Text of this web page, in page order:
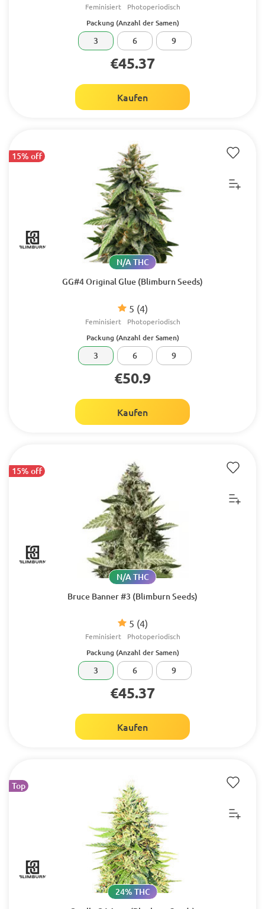
Feminisiert Photoperiodisch
Packung (Anzahl der Samen)
3 6 9
€45.37
Kaufen
15% off
GG#4 Original Glue (Blimburn Seeds)
5 (4)
N/A THC
Feminisiert Photoperiodisch
Packung (Anzahl der Samen)
3 6 9
€50.9
Kaufen
15% off
Bruce Banner #3 (Blimburn Seeds)
5 (4)
N/A THC
Feminisiert Photoperiodisch
Packung (Anzahl der Samen)
3 6 9
€45.37
Kaufen
Top
24% THC